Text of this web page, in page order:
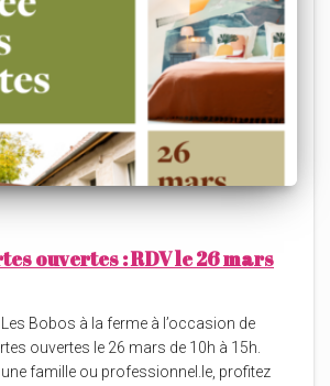
ouvertes : RDV le 26 mars
Bobos à la ferme à l’occasion de
ouvertes le 26 mars de 10h à 15h.
famille ou professionnel.le, profitez